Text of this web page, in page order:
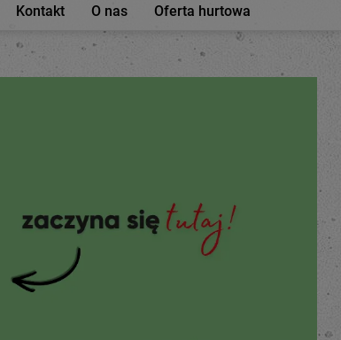
Kontakt O nas Oferta hurtowa